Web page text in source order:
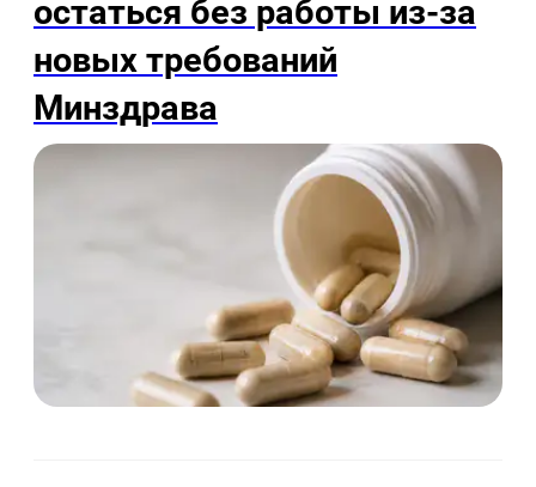
остаться без работы из-за
новых требований
Минздрава